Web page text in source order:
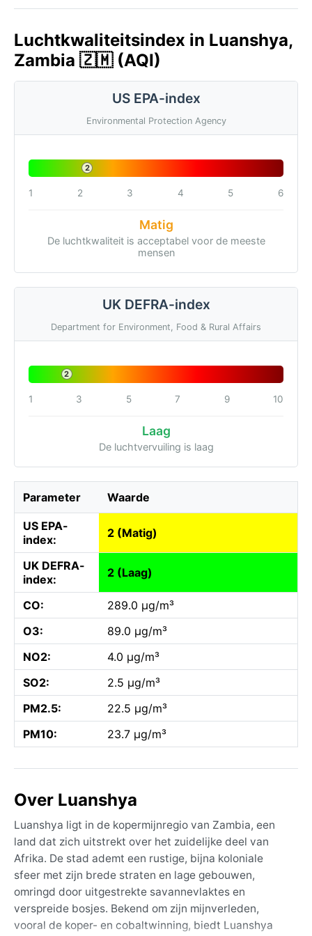
Luchtkwaliteitsindex in Luanshya,
Zambia 🇿🇲 (AQI)
US EPA-index
Environmental Protection Agency
2
1 2 3 4 5 6
Matig
De luchtkwaliteit is acceptabel voor de meeste
mensen
UK DEFRA-index
Department for Environment, Food & Rural Affairs
2
1 3 5 7 9 10
Laag
De luchtvervuiling is laag
Parameter Waarde
US EPA-
index:
2 (Matig)
UK DEFRA-
index:
2 (Laag)
CO:
289.0 µg/m³
O3:
89.0 µg/m³
NO2:
4.0 µg/m³
SO2:
2.5 µg/m³
PM2.5:
22.5 µg/m³
PM10:
23.7 µg/m³
Over Luanshya
Luanshya ligt in de kopermijnregio van Zambia, een
land dat zich uitstrekt over het zuidelijke deel van
Afrika. De stad ademt een rustige, bijna koloniale
sfeer met zijn brede straten en lage gebouwen,
omringd door uitgestrekte savannevlaktes en
verspreide bosjes. Bekend om zijn mijnverleden,
vooral de koper- en cobaltwinning, biedt Luanshya